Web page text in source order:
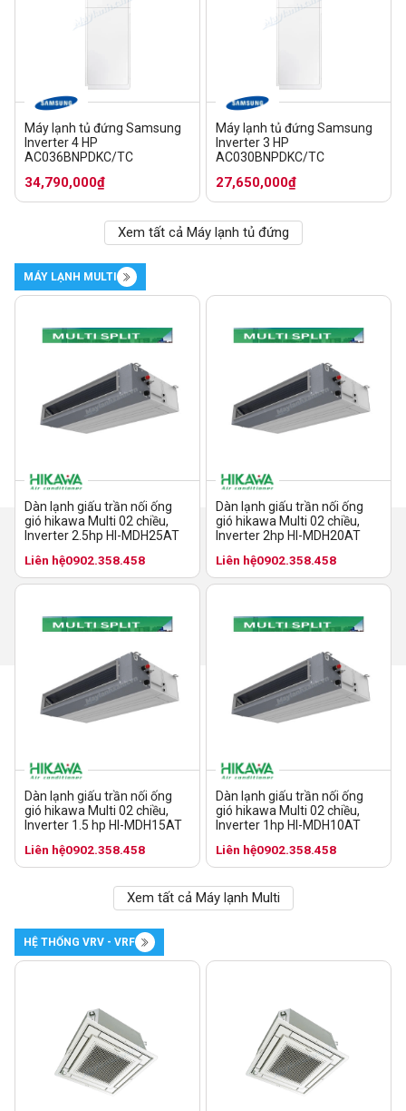
Máy lạnh tủ đứng Samsung
Inverter 4 HP
AC036BNPDKC/TC
34,790,000₫
Máy lạnh tủ đứng Samsung
Inverter 3 HP
AC030BNPDKC/TC
27,650,000₫
Xem tất cả Máy lạnh tủ đứng
MÁY LẠNH MULTI
Dàn lạnh giấu trần nối ống
gió hikawa Multi 02 chiều,
Inverter 2.5hp HI-MDH25AT
Liên hệ0902.358.458
Dàn lạnh giấu trần nối ống
gió hikawa Multi 02 chiều,
Inverter 2hp HI-MDH20AT
Liên hệ0902.358.458
Dàn lạnh giấu trần nối ống
gió hikawa Multi 02 chiều,
Inverter 1.5 hp HI-MDH15AT
Liên hệ0902.358.458
Dàn lạnh giấu trần nối ống
gió hikawa Multi 02 chiều,
Inverter 1hp HI-MDH10AT
Liên hệ0902.358.458
Xem tất cả Máy lạnh Multi
HỆ THỐNG VRV - VRF